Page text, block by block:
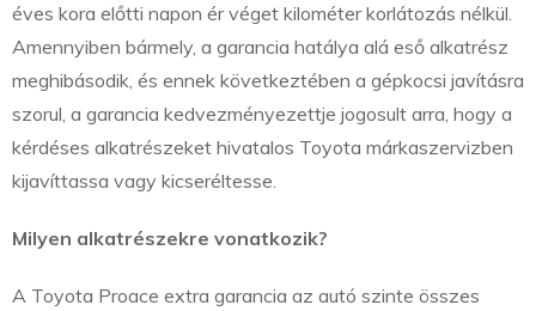
éves kora előtti napon ér véget kilométer korlátozás nélkül.
Amennyiben bármely, a garancia hatálya alá eső alkatrész
meghibásodik, és ennek következtében a gépkocsi javításra
szorul, a garancia kedvezményezettje jogosult arra, hogy a
kérdéses alkatrészeket hivatalos Toyota márkaszervizben
kijavíttassa vagy kicseréltesse.
Milyen alkatrészekre vonatkozik?
A Toyota Proace extra garancia az autó szinte összes